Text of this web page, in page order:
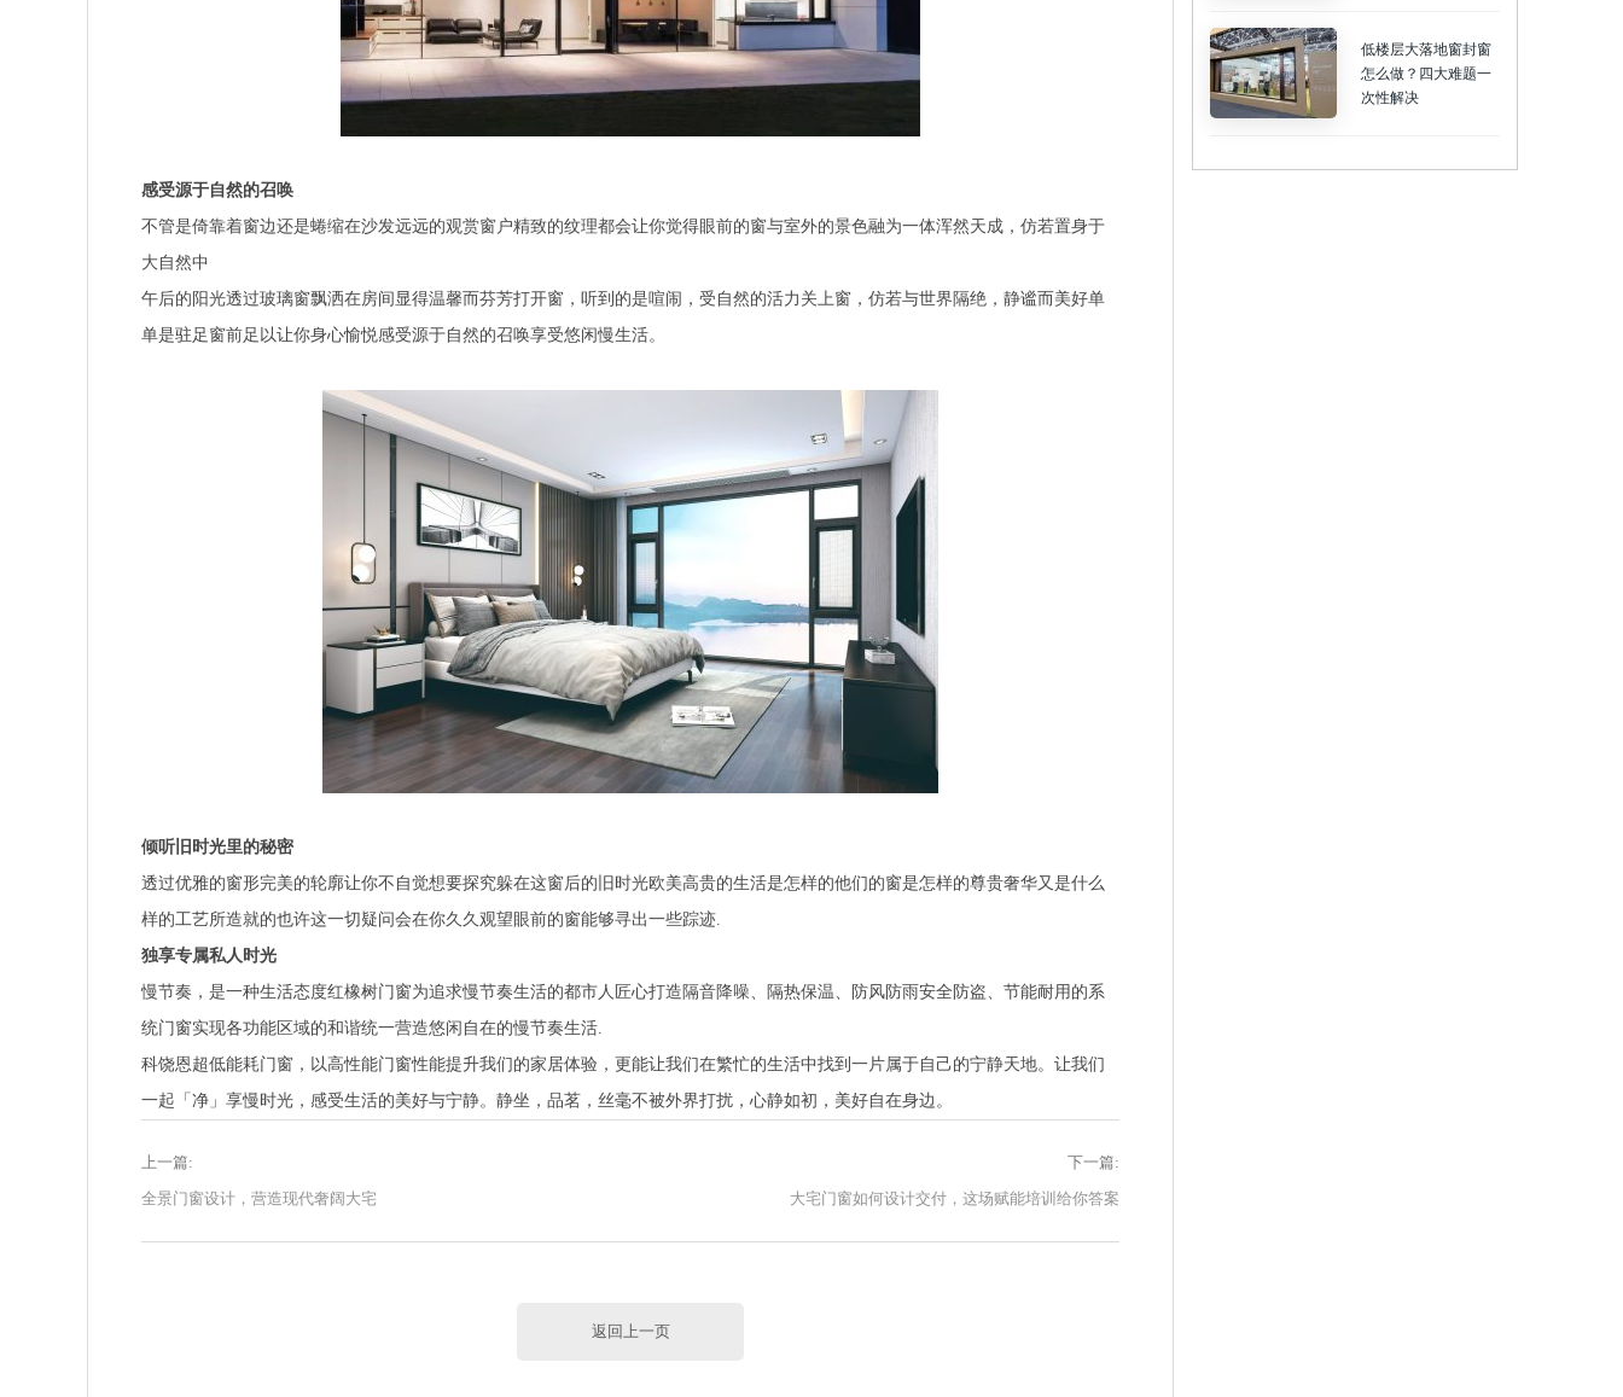
感受源于自然的召唤
不管是倚靠着窗边还是蜷缩在沙发远远的观赏窗户精致的纹理都会让你觉得眼前的窗与室外的景色融为一体浑然天成，仿若置身于
大自然中
午后的阳光透过玻璃窗飘洒在房间显得温馨而芬芳打开窗，听到的是喧闹，受自然的活力关上窗，仿若与世界隔绝，静谧而美好单
单是驻足窗前足以让你身心愉悦感受源于自然的召唤享受悠闲慢生活。
倾听旧时光里的秘密
透过优雅的窗形完美的轮廓让你不自觉想要探究躲在这窗后的旧时光欧美高贵的生活是怎样的他们的窗是怎样的尊贵奢华又是什么
样的工艺所造就的也许这一切疑问会在你久久观望眼前的窗能够寻出一些踪迹.
独享专属私人时光
慢节奏，是一种生活态度红橡树门窗为追求慢节奏生活的都市人匠心打造隔音降噪、隔热保温、防风防雨安全防盗、节能耐用的系
统门窗实现各功能区域的和谐统一营造悠闲自在的慢节奏生活.
科饶恩超低能耗门窗，以高性能门窗性能提升我们的家居体验，更能让我们在繁忙的生活中找到一片属于自己的宁静天地。让我们
一起「净」享慢时光，感受生活的美好与宁静。静坐，品茗，丝毫不被外界打扰，心静如初，美好自在身边。
上一篇:
全景门窗设计，营造现代奢阔大宅
下一篇:
大宅门窗如何设计交付，这场赋能培训给你答案
返回上一页
低楼层大落地窗封窗
怎么做？四大难题一
次性解决